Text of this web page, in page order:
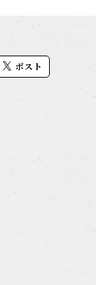
ポスト